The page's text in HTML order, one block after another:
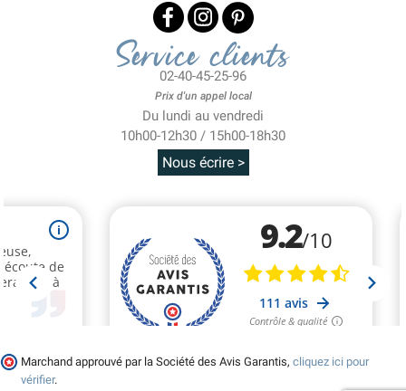
Service clients
02-40-45-25-96
Prix d'un appel local
Du lundi au vendredi
10h00-12h30 / 15h00-18h30
Nous écrire >
Marchand approuvé par la Société des Avis Garantis, cliquez ici pour
vérifier.